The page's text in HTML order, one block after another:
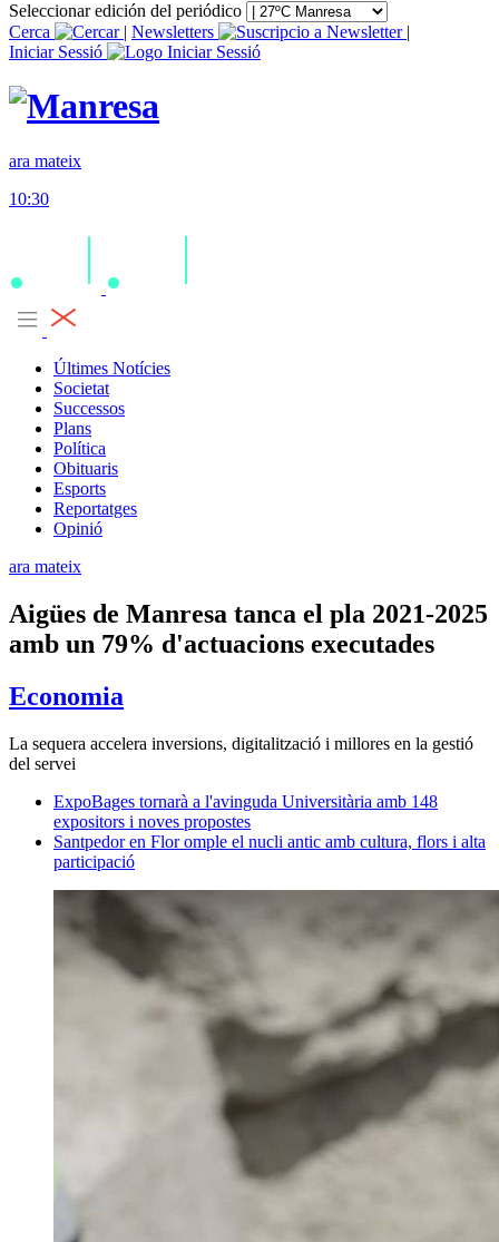
Seleccionar edición del periódico
Cerca
| Newsletters
|
Iniciar Sessió
ara mateix
10:30
Últimes Notícies
Societat
Successos
Plans
Política
Obituaris
Esports
Reportatges
Opinió
ara mateix
Aigües de Manresa tanca el pla 2021-2025
amb un 79% d'actuacions executades
Economia
La sequera accelera inversions, digitalització i millores en la gestió
del servei
ExpoBages tornarà a l'avinguda Universitària amb 148
expositors i noves propostes
Santpedor en Flor omple el nucli antic amb cultura, flors i alta
participació